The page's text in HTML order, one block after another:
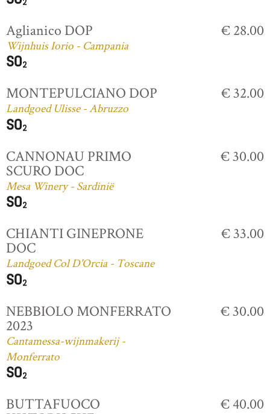
Aglianico DOP
Wijnhuis Iorio - Campania
€ 28.00
MONTEPULCIANO DOP
Landgoed Ulisse - Abruzzo
€ 32.00
CANNONAU PRIMO
SCURO DOC
Mesa Winery - Sardinië
€ 30.00
CHIANTI GINEPRONE
DOC
Landgoed Col D'Orcia - Toscane
€ 33.00
NEBBIOLO MONFERRATO
2023
Cantamessa-wijnmakerij -
Monferrato
€ 30.00
BUTTAFUOCO € 40.00